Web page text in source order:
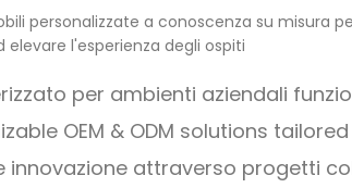
personalizzate a conoscenza su misura
elevare l'esperienza degli ospiti
per ambienti aziendali
OEM & ODM solutions
innovazione attraverso progetti